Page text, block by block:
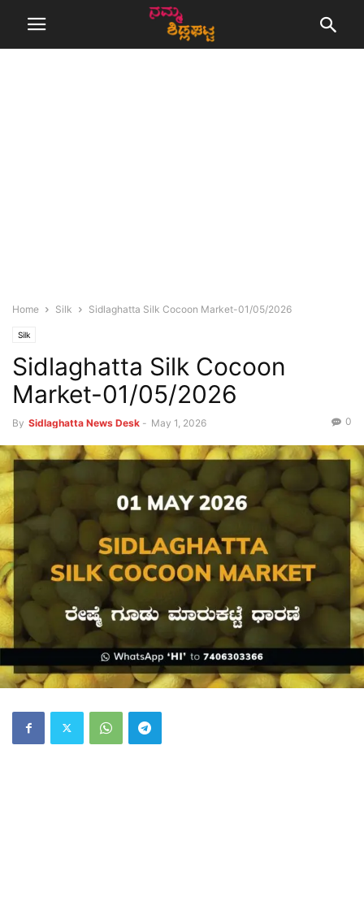
Home Silk Sidlaghatta Silk Cocoon Market-01/05/2026
Silk
Sidlaghatta Silk Cocoon
Market-01/05/2026
By Sidlaghatta News Desk - May 1, 2026 0